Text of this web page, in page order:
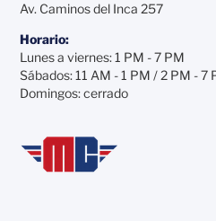
Av. Caminos del Inca 257
Horario:
Lunes a viernes: 1 PM - 7 PM
Sábados: 11 AM - 1 PM / 2 PM - 7
Domingos: cerrado